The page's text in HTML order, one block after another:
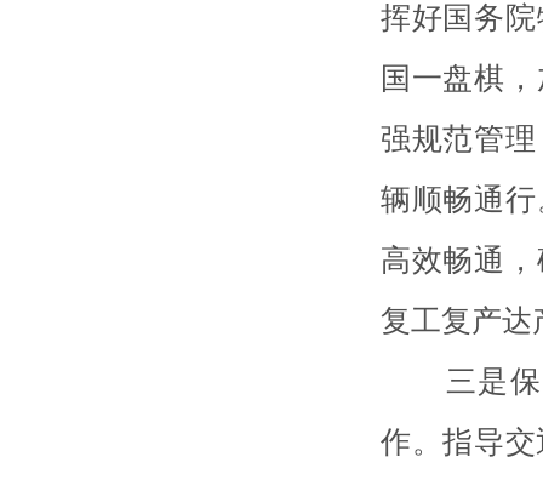
挥好国务
国一盘棋
强规范管
辆顺畅通
高效畅通
复工复产达
三是保
作。指导